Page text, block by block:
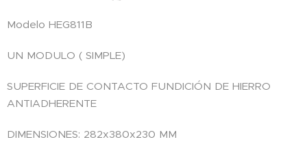
Modelo HEG811B
UN MODULO ( SIMPLE)
SUPERFICIE DE CONTACTO FUNDICIÓN DE HIERRO
ANTIADHERENTE
DIMENSIONES: 282x380x230 MM